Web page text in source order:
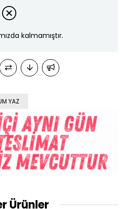
kalmamıştır.
YAZ
Ürünler